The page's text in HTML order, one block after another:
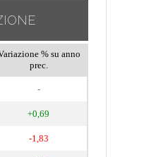
% su anno
prec.
-
+0,69
-1,83